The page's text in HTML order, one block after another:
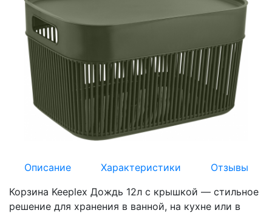
Описание Характеристики
Отзывы
Корзина Keeplex Дождь 12л с крышкой — стильное
решение для хранения в ванной, на кухне или в